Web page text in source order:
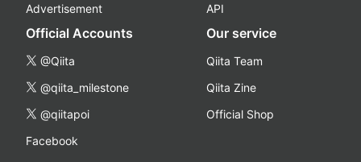
Advertisement
API
Official Accounts
@Qiita
@qiita_milestone
@qiitapoi
Facebook
Our service
Qiita Team
Qiita Zine
Official Shop